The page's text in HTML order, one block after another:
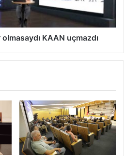
KAAN uçmazdı